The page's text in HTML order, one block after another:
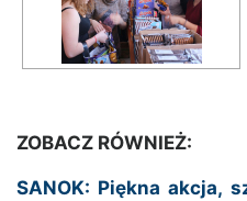
ZOBACZ RÓWNIEŻ:
SANOK: Piękna akcja,